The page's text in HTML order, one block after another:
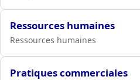
Ressources humaines
Ressources humaines
Pratiques commerciales